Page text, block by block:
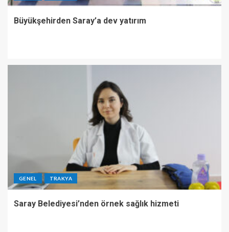
Büyükşehirden Saray’a dev yatırım
GENEL TRAKYA
Saray Belediyesi’nden örnek sağlık hizmeti